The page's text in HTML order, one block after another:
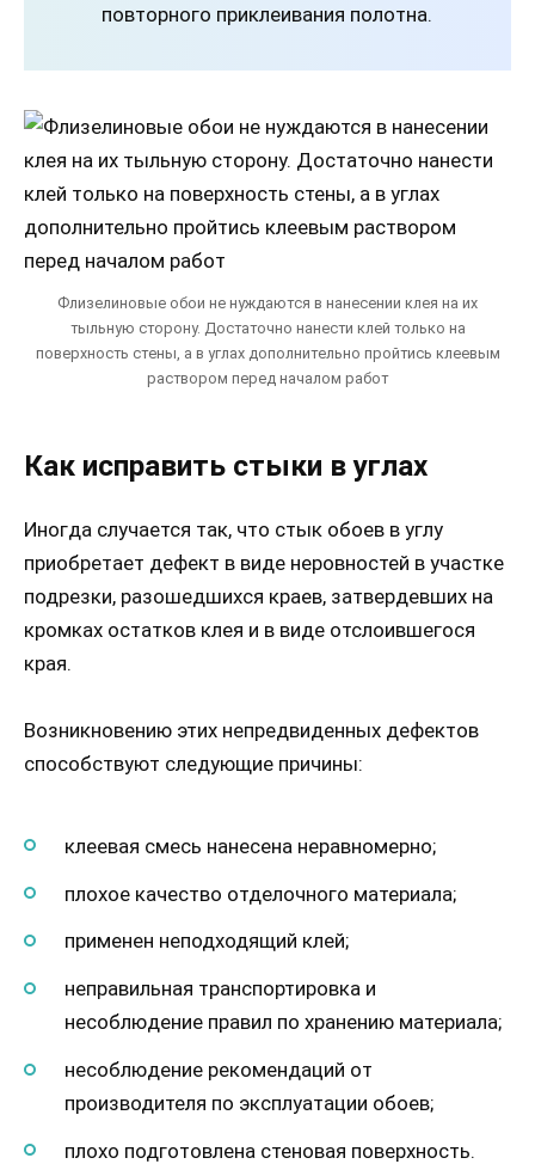
повторного приклеивания полотна.
Флизелиновые обои не нуждаются в нанесении клея на их
тыльную сторону. Достаточно нанести клей только на
поверхность стены, а в углах дополнительно пройтись клеевым
раствором перед началом работ
Как исправить стыки в углах
Иногда случается так, что стык обоев в углу
приобретает дефект в виде неровностей в участке
подрезки, разошедшихся краев, затвердевших на
кромках остатков клея и в виде отслоившегося
края.
Возникновению этих непредвиденных дефектов
способствуют следующие причины:
клеевая смесь нанесена неравномерно;
плохое качество отделочного материала;
применен неподходящий клей;
неправильная транспортировка и
несоблюдение правил по хранению материала;
несоблюдение рекомендаций от
производителя по эксплуатации обоев;
плохо подготовлена стеновая поверхность.